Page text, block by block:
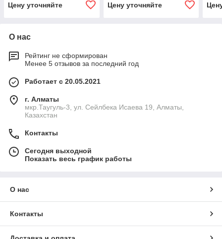
Цену уточняйте
Цену уточняйте
О нас
Рейтинг не сформирован
Менее 5 отзывов за последний год
Работает с 20.05.2021
г. Алматы
мкр.Таугуль-3, ул. Сейлбека Исаева 19, Алматы,
Казахстан
Контакты
Сегодня выходной
Показать весь график работы
О нас
Контакты